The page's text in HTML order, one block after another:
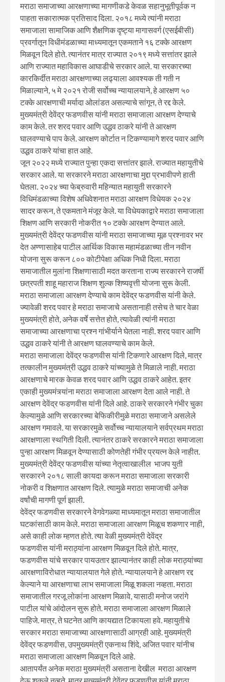
मराठा समाजाच्या आरक्षणाच्या मागणीकडे केवळ सहानुभूतीपूर्वक न
पाहता सकारात्मक प्रतिसाद दिला. २०१८ मध्ये त्यांनी मराठा
समाजाला सामाजिक आणि शैक्षणिक दृष्ट्या मागासवर्ग (एसईबीसी)
प्रवर्गातून विधीमंडळाच्या माध्यमातून एकमताने १६ टक्के आरक्षण
मिळवून दिले होते. त्यानंतर मात्र राज्यात २०१९ मध्ये सत्तांतर झाले
आणि राज्यात महाविकास आघाडीचे सरकार आले. या सरकारच्या
कारकिर्दीत मराठा आरक्षणाच्या लढ्याला आवश्यक ती गती न
मिळाल्याने, ५ मे २०२१ रोजी सर्वोच्च न्यायालयाने, हे आरक्षण ५०
टक्के आरक्षणाची मर्यादा ओलांडत असल्याचे सांगून, ते रद्द केले.
मुख्यमंत्री देवेंद्र फडणवीस यांनी मराठा समाजाला आरक्षण देण्याचे
काम केले. तर शरद पवार आणि उद्धव ठाकरे यांनी ते आरक्षण
घालवण्याचे पाप केले. आरक्षण कोर्टात न टिकण्यामागे शरद पवार आणि
उद्धव ठाकरे यांचा हात आहे.
जून २०२२ मध्ये राज्यात पुन्हा एकदा सत्तांतर झाले. राज्यात महायुतीचे
सरकार आले. या सरकारने मराठा आरक्षणाचा मुद्दा प्रभावीपणे हाती
घेतला. २०२४ च्या फेब्रुवारी महिन्यात महायुती सरकारने
विधिमंडळाच्या विशेष अधिवेशनात मराठा आरक्षण विधेयक २०२४
सादर करून, ते एकमताने मंजूर केले. या विधेयकाद्वारे मराठा समाजाला
शिक्षण आणि सरकारी नोकरीत १० टक्के आरक्षण देण्यात आले.
मुख्यमंत्री देवेंद्र फडणवीस यांनी मराठा समाजाच्या मूळ प्रश्नावर भर
देत अण्णासाहेब पाटील आर्थिक विकास महामंडळाच्या तीन नवीन
योजना सुरू करून ८०० कोटीपेक्षा अधिक निधी दिला. मराठा
समाजातील मुलांना शिक्षणासाठी मदत करताना राज्य सरकारने राजर्षी
छत्रपती शाहू महाराज शिक्षण शुल्क शिष्यवृत्ती योजना सुरू केली.
मराठा समाजाला आरक्षण देण्याचे काम देवेंद्र फडणवीस यांनी केले.
ज्यावेळी शरद पवार हे मराठा समाजाचे असतानाही तसेच ते चार वेळा
मुख्यमंत्री होते, अनेक वर्षे सत्तेत होते, त्यावेळी त्यांनी मराठा
समाजाच्या आरक्षणाचा प्रश्न गांभीर्याने घेतला नाही. शरद पवार आणि
उद्धव ठाकरे यांनी ते आरक्षण घालवण्याचे काम केले.
मराठा समाजाला देवेंद्र फडणवीस यांनी टिकणारे आरक्षण दिले, मात्र
तत्कालीन मुख्यमंत्री उद्धव ठाकरे यांच्यामुळे ते मिळाले नाही. मराठा
आरक्षणाचे मारक केवळ शरद पवार आणि उद्धव ठाकरे आहेत. इतर
एकाही मुख्यमंत्र्यांना मराठा समाजाला आरक्षण देता आले नाही. ते
आरक्षण देवेंद्र फडणवीस यांनी दिले आहे. ठाकरे सरकारने गंभीर चुका
केल्यामुळे आणि सरकारच्या बेफिकीरीमुळे मराठा समाजाने असलेले
आरक्षण गमावले. या सरकारमुळे सर्वोच्च न्यायालयाने सर्वप्रथम मराठा
आरक्षणाला स्थगिती दिली. त्यानंतर ठाकरे सरकारने मराठा समाजाला
पुन्हा आरक्षण मिळवून देण्यासाठी कोणतेही गंभीर प्रयत्न केले नाहीत.
मुख्यमंत्री देवेंद्र फडणवीस यांच्या नेतृत्वाखालील भाजप युती
सरकारने २०१८ साली कायदा करून मराठा समाजाला सरकारी
नोकरी व शिक्षणात आरक्षण दिले. त्यामुळे मराठा समाजाची अनेक
वर्षांची मागणी पूर्ण झाली.
देवेंद्र फडणवीस सरकारने वेगवेगळ्या माध्यमातून मराठा समाजातील
घटकांसाठी काम केले. मराठा समाजाला आरक्षण मिळूच शकणार नाही,
असे काही लोक म्हणत होते. त्या वेळी मुख्यमंत्री देवेंद्र
फडणवीस यांनी मराठ्यांना आरक्षण मिळवून दिले होते. मात्र,
फडणवीस यांचे सरकार पायउतार झाल्यानंतर काही लोक मराठ्यांच्या
आरक्षणाविरोधात न्यायालयात गेले होते. न्यायालयाने हे आरक्षण रद्द
केल्याने या आरक्षणाचा लाभ समाजाला मिळू शकला नव्हता. मराठा
समाजातील गरजू लोकांना आरक्षण मिळावे, यासाठी मनोज जरांगे
पाटील यांचे आंदोलन सुरू होते. मराठा समाजाला आरक्षण मिळाले
पाहिजे. मात्र, ते घटनेत आणि कायद्यात टिकायला हवे. महायुतीचे
सरकार मराठा समाजाच्या आरक्षणासाठी आग्रही आहे. मुख्यमंत्री
देवेंद्र फडणवीस, उपमुख्यमंत्री एकनाथ शिंदे, अजित पवार यांनीच
मराठा समाजाला आरक्षण मिळवून दिले आहे.
आतापर्यंत अनेक मराठा मुख्यमंत्री असताना देखील मराठा आरक्षण
देऊ शकले नव्हते. मात्र मुख्यमंत्री देवेंद्र फडणवीस यांनी मराठा